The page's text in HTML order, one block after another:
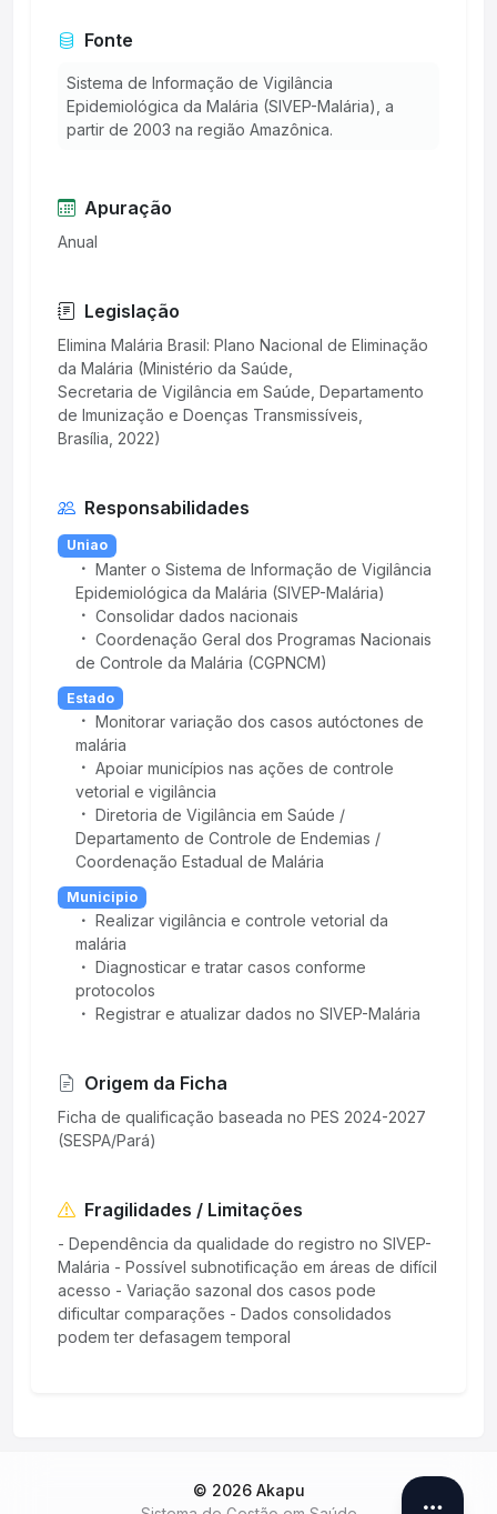
Fonte
Sistema de Informação de Vigilância
Epidemiológica da Malária (SIVEP-Malária), a
partir de 2003 na região Amazônica.
Apuração
Anual
Legislação
Elimina Malária Brasil: Plano Nacional de Eliminação
da Malária (Ministério da Saúde,
Secretaria de Vigilância em Saúde, Departamento
de Imunização e Doenças Transmissíveis,
Responsabilidades
Uniao
Manter o Sistema de Informação de Vigilância
Epidemiológica da Malária (SIVEP-Malária)
Consolidar dados nacionais
Coordenação Geral dos Programas Nacionais
de Controle da Malária (CGPNCM)
Estado
Monitorar variação dos casos autóctones de
malária
Apoiar municípios nas ações de controle
vetorial e vigilância
Diretoria de Vigilância em Saúde /
Departamento de Controle de Endemias /
Coordenação Estadual de Malária
Municipio
Realizar vigilância e controle vetorial da
malária
Diagnosticar e tratar casos conforme
protocolos
Registrar e atualizar dados no SIVEP-Malária
Origem da Ficha
Ficha de qualificação baseada no PES 2024-2027
(SESPA/Pará)
Fragilidades / Limitações
- Dependência da qualidade do registro no SIVEP-
Malária - Possível subnotificação em áreas de difícil
acesso - Variação sazonal dos casos pode
dificultar comparações - Dados consolidados
podem ter defasagem temporal
© 2026 Akapu